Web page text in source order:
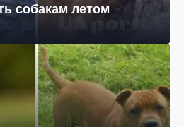
собакам летом